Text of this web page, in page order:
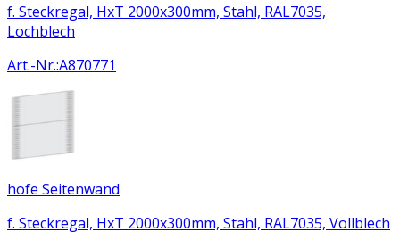
f. Steckregal, HxT 2000x300mm, Stahl, RAL7035,
Lochblech
Art.-Nr.:A870771
hofe Seitenwand
f. Steckregal, HxT 2000x300mm, Stahl, RAL7035, Vollblech